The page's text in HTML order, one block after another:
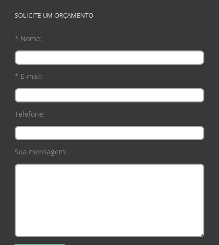
SOLICITE UM ORÇAMENTO
* Nome:
* E-mail:
Telefone:
Sua mensagem: